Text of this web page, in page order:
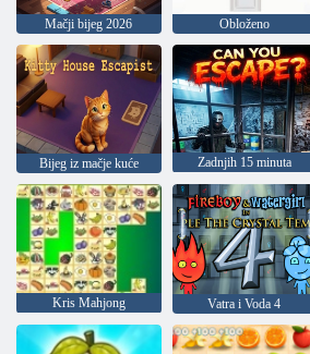
Mačji bijeg 2026 Obloženo
Bijeg iz mačje kuće Zadnjih 15 minuta
Kris Mahjong Vatra i Voda 4